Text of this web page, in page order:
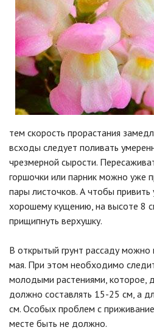
тем скорость прорастания
всходы следует поливать
чрезмерной сырости.
горшочки или парник можно уже
пары листочков. А чтобы привить
хорошему кущению, на высоте 8
прищипнуть верхушку.
В открытый грунт рассаду
мая. При этом необходимо
молодыми растениями, которое,
должно составлять 15-25 см, а
см. Особых проблем с
месте быть не должно.